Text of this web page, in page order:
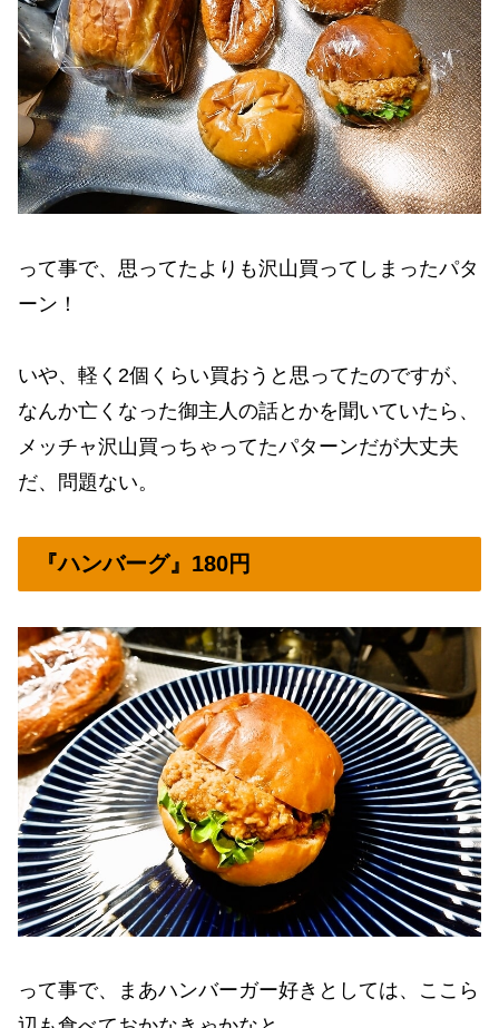
って事で、思ってたよりも沢山買ってしまったパタ
ーン！
いや、軽く2個くらい買おうと思ってたのですが、
なんか亡くなった御主人の話とかを聞いていたら、
メッチャ沢山買っちゃってたパターンだが大丈夫
だ、問題ない。
『ハンバーグ』180円
って事で、まあハンバーガー好きとしては、ここら